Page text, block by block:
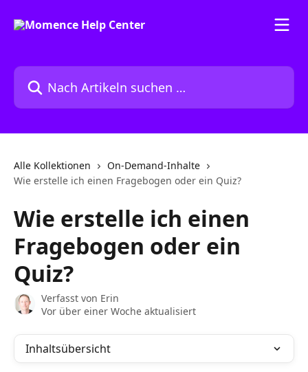
Nach Artikeln suchen …
Alle Kollektionen
On-Demand-Inhalte
Wie erstelle ich einen Fragebogen oder ein Quiz?
Wie erstelle ich einen
Fragebogen oder ein
Quiz?
Verfasst von Erin
Vor über einer Woche aktualisiert
Inhaltsübersicht